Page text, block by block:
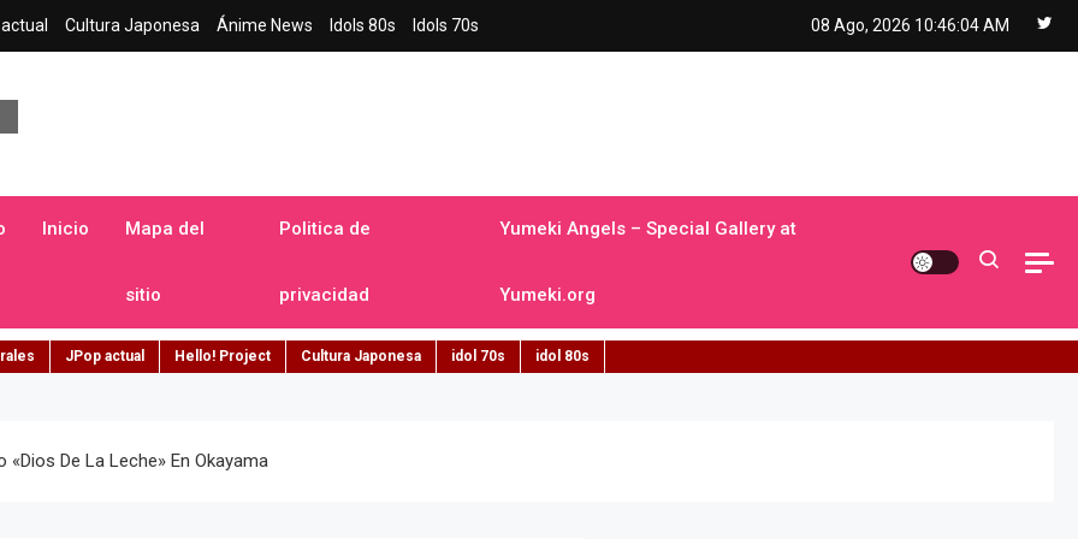
Cultura Japonesa Ánime News Idols 80s Idols 70s 08 Ago, 2026 10:46:05 AM
Inicio Mapa del
sitio
Politica de
privacidad
Yumeki Angels – Special Gallery at
Yumeki.org
JPop actual Hello! Project Cultura Japonesa idol 70s idol 80s
De La Leche» En Okayama